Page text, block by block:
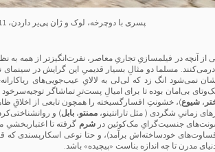
پسری با دوچرخه، لوک و ژان پی‌یر داردن، 2011 ، منبع تصویر:
آنچه در فیلمسازیِ تجاریِ معاصر، نفرت‌انگیزتر از همه
مسلما دو مثالِ بسیار قدیمیِ این گرایش در سینمای
نمی‌شود انگ زد که لی‌لی به لالایِ عیب‌جویی‌های
بی‌امان بوده تا برای امیالِ پست‌ترِ تماشاگر
،شیوع)، خشونتِ افسارگسیخته را همچون تابعی از اخلاقِ
زمانیِ شگردی ( مثل تارانتینو،ممنتو،بابل) و
جنسیت‌گرایِ مک‌کوئین درشرم گرفته تا
قساوت‌های خودساخته‌اش برآمد)، و حتا نوعی اسکارپسندی
مدرن تا چه اندازه بناست «پیچیده» باشد.